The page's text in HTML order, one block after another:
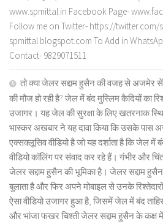
www.spmittal.in Facebook Page-
Follow me on Twitter- https://
spmittal.blogspot.com To Add in
Contact- 9829071511
तो क्या जेलर सद्दाम हुसैन की वजह से अजमेर
की मौज हो रही है? जेल में बंद मुस्लिम कैदियों का
उजागर। यह जेल की सुरक्षा के लिए खतरनाक
भास्कर अखबार ने यह दावा किया कि उसके
एक्सक्लूसिव वीडियो है जो यह दर्शाता है कि जेल में
वीडियो कॉलिंग पर संवाद कर रहे हैं। गंभीर और
जेलर सद्दाम हुसैन की भूमिका है। जेलर सद्दाम
बुलाता है और फिर अपने मोबाइल से उनके
ऐसा वीडियो उजागर हुआ है, जिसमें जेल में बंद
और भांजा फखर चिश्ती जेलर सद्दाम हुसैन के